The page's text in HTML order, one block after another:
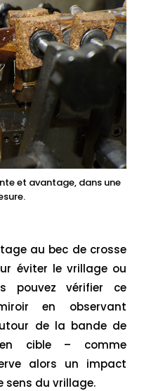
et avantage, dans une
au bec de crosse
éviter le vrillage ou
pouvez vérifier ce
en observant
de la bande de
cible – comme
alors un impact
sens du vrillage.